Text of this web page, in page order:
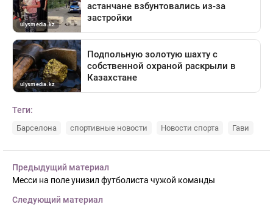
Теги:
Барселона спортивные новости Новости спорта Гави
Предыдущий материал
Месси на поле унизил футболиста чужой команды
Следующий материал